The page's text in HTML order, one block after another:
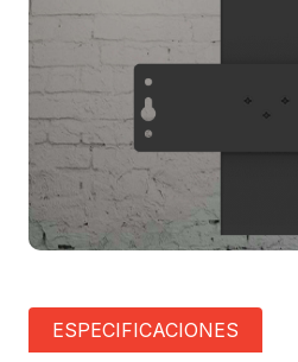
ESPECIFICACIONES